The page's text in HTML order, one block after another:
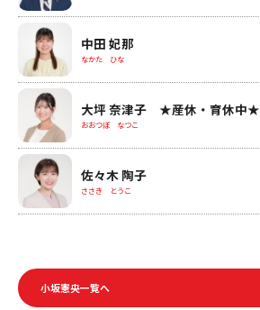
中田 妃那
なかた ひな
大坪 奈津子 ★産休・育休中★
おおつぼ なつこ
佐々木 陶子
ささき とうこ
小坂憲央一覧へ